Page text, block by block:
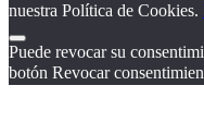
nuestra Política de Cookies.
Puede revocar su
botón Revocar